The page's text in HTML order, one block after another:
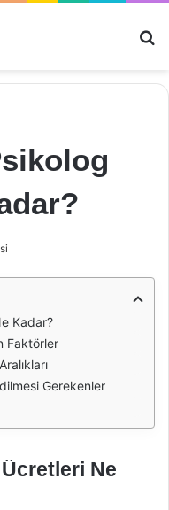
Kadar?
Faktörler
Gerekenler
Ne